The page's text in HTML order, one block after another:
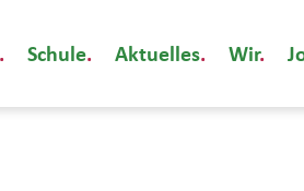
Schule Aktuelles Wir